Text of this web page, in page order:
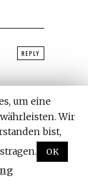
REPLY
um eine
Wir
bist,
OK